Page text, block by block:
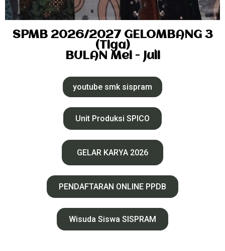
SPMB 2026/2027 GELOMBANG 3
(Tiga)
BULAN Mei - Juli
youtube smk sispram
Unit Produksi SPICO
GELAR KARYA 2026
PENDAFTARAN ONLINE PPDB
Wisuda Siswa SISPRAM